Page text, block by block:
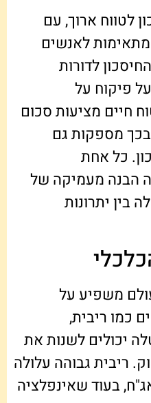
לטווח ארוך, עם
לאנשים
לדורות
פיקוח על
חיים מציעות סכום
מספקות גם
כל אחת
הבנה מעמיקה של
בין יתרונות
משפיע על
כמו ריבית,
יכולים לשנות את
ריבית גבוהה עלולה
בעוד שאינפלציה